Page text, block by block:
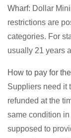
Wharf: Dollar
restrictions are
categories. For
usually 21 years
How to pay for
Suppliers need it
refunded at the
same condition
supposed to